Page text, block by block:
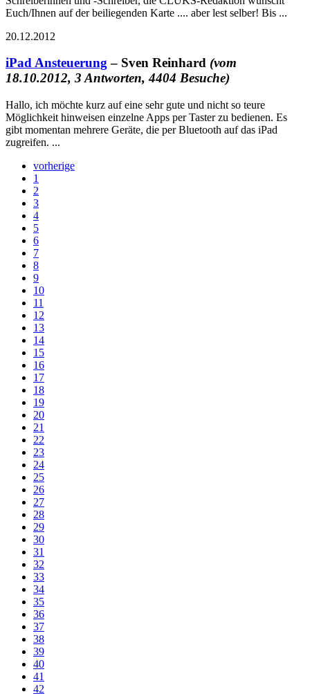
Euch/Ihnen auf der beiliegenden Karte .... aber lest selber! Bis ...
20.12.2012
iPad Ansteuerung– Sven Reinhard (vom
18.10.2012, 3 Antworten, 4404 Besuche)
Hallo, ich möchte kurz auf eine sehr gute und nicht so teure
Möglichkeit hinweisen einzelne Apps per Taster zu bedienen. Es
gibt momentan mehrere Geräte, die per Bluetooth auf das iPad
zugreifen. ...
vorherige
1
2
3
4
5
6
7
8
9
10
11
12
13
14
15
16
17
18
19
20
21
22
23
24
25
26
27
28
29
30
31
32
33
34
35
36
37
38
39
40
41
42